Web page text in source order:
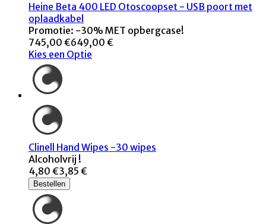
Heine Beta 400 LED Otoscoopset - USB poort met
oplaadkabel
Promotie: -30% MET opbergcase!
745,00 €649,00 €
Kies een Optie
Clinell Hand Wipes -30 wipes
Alcoholvrij !
4,80 €3,85 €
Bestellen